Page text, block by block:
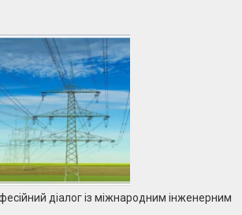
діалог із міжнародним інженерним